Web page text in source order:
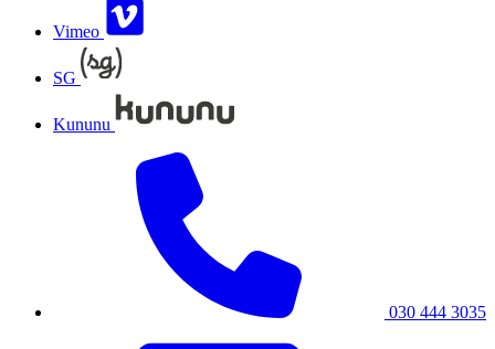
Vimeo
SG
Kununu
030 444 3035